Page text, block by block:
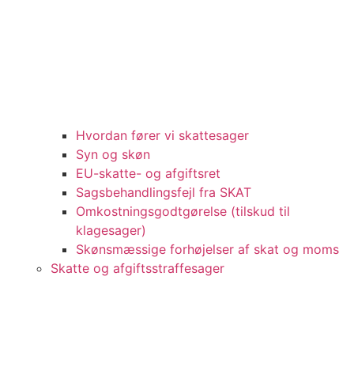
Hvordan fører vi skattesager
Syn og skøn
EU-skatte- og afgiftsret
Sagsbehandlingsfejl fra SKAT
Omkostningsgodtgørelse (tilskud til
klagesager)
Skønsmæssige forhøjelser af skat og moms
Skatte og afgiftsstraffesager